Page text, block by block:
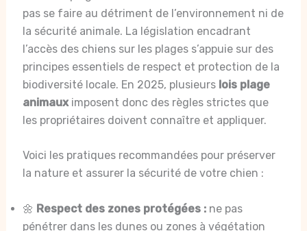
pas se faire au détriment de l’environnement ni de
la sécurité animale. La législation encadrant
l’accès des chiens sur les plages s’appuie sur des
principes essentiels de respect et protection de la
biodiversité locale. En 2025, plusieurs lois plage
animauximposent donc des règles strictes que
les propriétaires doivent connaître et appliquer.
Voici les pratiques recommandées pour préserver
la nature et assurer la sécurité de votre chien :
🌼 Respect des zones protégées :ne pas
pénétrer dans les dunes ou zones à végétation